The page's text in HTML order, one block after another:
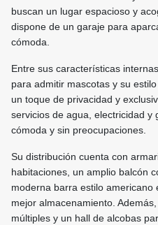
buscan un lugar espacioso y
dispone de un garaje para
cómoda.
Entre sus características
para admitir mascotas y su
un toque de privacidad y
servicios de agua, electricidad y
cómoda y sin preocupaciones.
Su distribución cuenta con
habitaciones, un amplio balcón
moderna barra estilo americano
mejor almacenamiento.
múltiples y un hall de alcobas